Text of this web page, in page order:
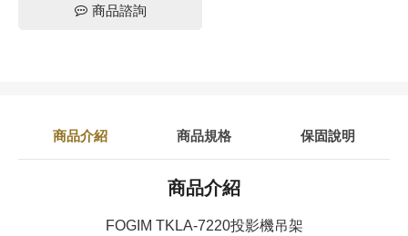
商品諮詢
商品介紹 商品規格 保固說明
商品介紹
FOGIM TKLA-7220投影機吊架